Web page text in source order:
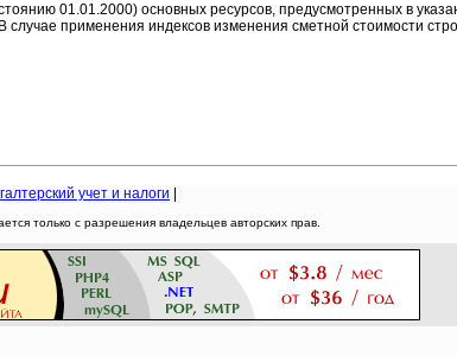
01.01.2000) основных ресурсов, предусмотренных в
применения индексов изменения сметной стоимости
учет и налоги
только с разрешения владельцев авторских прав.